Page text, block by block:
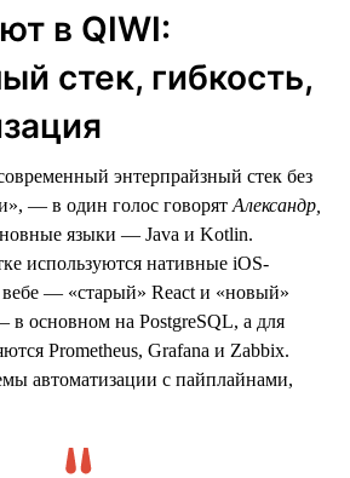
в QIWI:
стек, гибкость,
энтерпрайзный стек без
— в один голос говорят Александр,
языки — Java и Kotlin.
используются нативные iOS-
— «старый» React и «новый»
основном на PostgreSQL, а для
Prometheus, Grafana и Zabbix.
автоматизации с пайплайнами,